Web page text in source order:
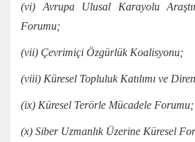
(vi) Avrupa Ulusal Karayolu
Forumu;
(vii) Çevrimiçi Özgürlük Koalisyonu;
(viii) Küresel Topluluk Katılımı ve
(ix) Küresel Terörle Mücadele Forumu;
(x) Siber Uzmanlık Üzerine Küresel